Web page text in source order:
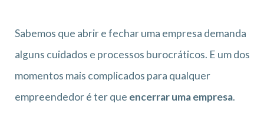
Sabemos que abrir e fechar uma empresa demanda
alguns cuidados e processos burocráticos. E um dos
momentos mais complicados para qualquer
empreendedor é ter que encerrar uma empresa.